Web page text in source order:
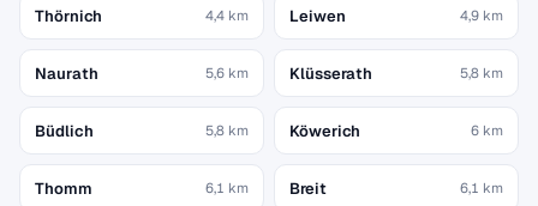
Thörnich 4,4 km Leiwen 4,9 km
Naurath 5,6 km Klüsserath 5,8 km
Büdlich 5,8 km Köwerich 6 km
Thomm 6,1 km Breit 6,1 km